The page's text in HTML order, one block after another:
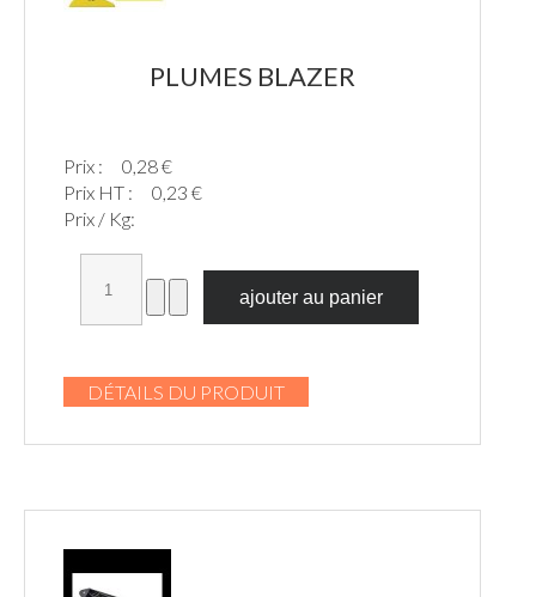
PLUMES BLAZER
Prix :
0,28 €
Prix HT :
0,23 €
Prix / Kg:
DÉTAILS DU PRODUIT